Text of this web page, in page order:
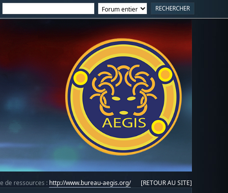
[RETOUR AU SITE]
de ressources : http://www.bureau-aegis.org/